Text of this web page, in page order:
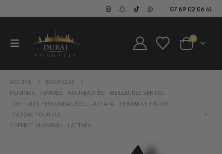
07 69 02 06 41
0
ACCUEIL
BOUTIQUE
HOMMES, FEMMES, NOUVEAUTÉS, MEILLEURES VENTES,
COFFRETS PERSONNALISÉS, LATTAFA, TENDANCE TIKTOK,
CADEAU POUR LUI
COFFRET KHAMRAH – LATTAFA